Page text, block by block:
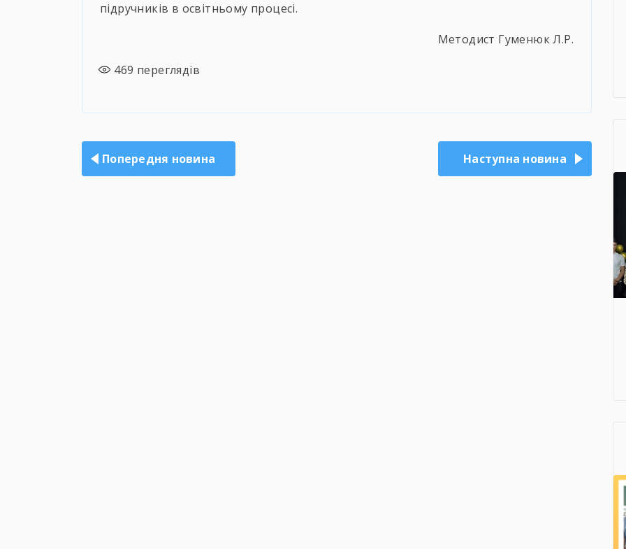
підручників в освітньому процесі.
Методист Гуменюк Л.Р.
469 переглядів
записів
Попередня новина Наступна новина